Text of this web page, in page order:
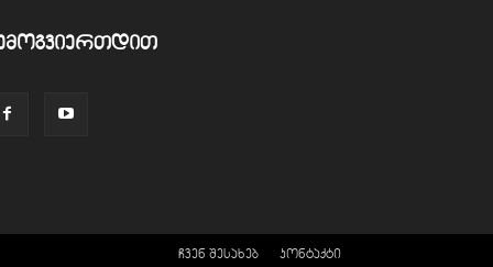
ჩვენ შესახებ კონტაქტი